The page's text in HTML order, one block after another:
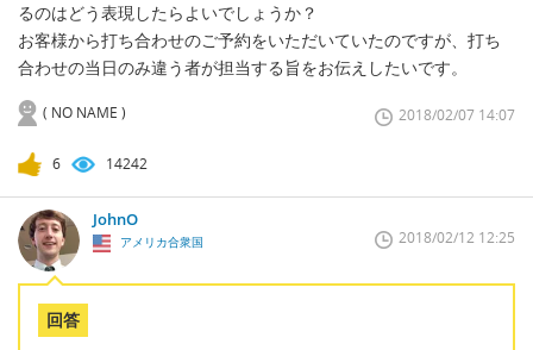
るのはどう表現したらよいでしょうか？
お客様から打ち合わせのご予約をいただいていたのですが、打ち
合わせの当日のみ違う者が担当する旨をお伝えしたいです。
( NO NAME ) 2018/02/07 14:07
6 14242
JohnO
アメリカ合衆国 2018/02/12 12:25
回答